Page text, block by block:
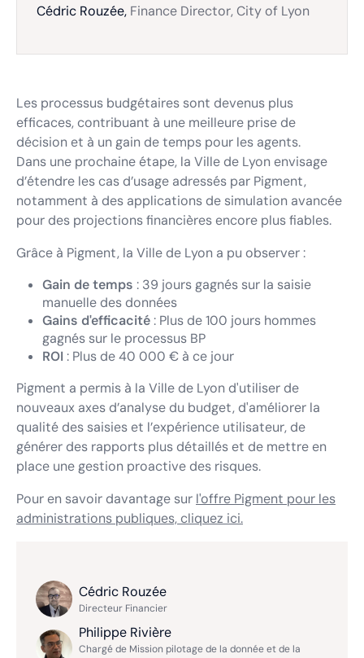
Cédric Rouzée
Directeur Financier
Philippe Rivière
Chargé de Mission pilotage de la donnée et de la
Cédric Rouzée, Finance Director, City of Lyon
Les processus budgétaires sont devenus plus
efficaces, contribuant à une meilleure prise de
décision et à un gain de temps pour les agents.
Dans une prochaine étape, la Ville de Lyon envisage
d’étendre les cas d’usage adressés par Pigment,
notamment à des applications de simulation avancée
pour des projections financières encore plus fiables.
Grâce à Pigment, la Ville de Lyon a pu observer :
Gain de temps : 39 jours gagnés sur la saisie
manuelle des données
Gains d'efficacité : Plus de 100 jours hommes
gagnés sur le processus BP
ROI : Plus de 40 000 € à ce jour
Pigment a permis à la Ville de Lyon d'utiliser de
nouveaux axes d’analyse du budget, d'améliorer la
qualité des saisies et l’expérience utilisateur, de
générer des rapports plus détaillés et de mettre en
place une gestion proactive des risques.
Pour en savoir davantage sur l'offre Pigment pour les
administrations publiques, cliquez ici.